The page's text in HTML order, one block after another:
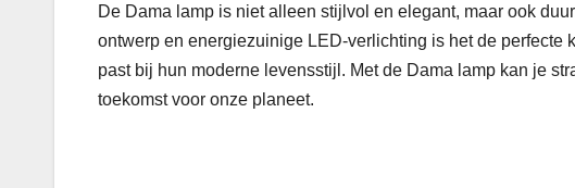
De Dama lamp is niet alleen stijlvol en elegant, maar ook
ontwerp en energiezuinige LED-verlichting is het de
past bij hun moderne levensstijl. Met de Dama lamp kan je
toekomst voor onze planeet.